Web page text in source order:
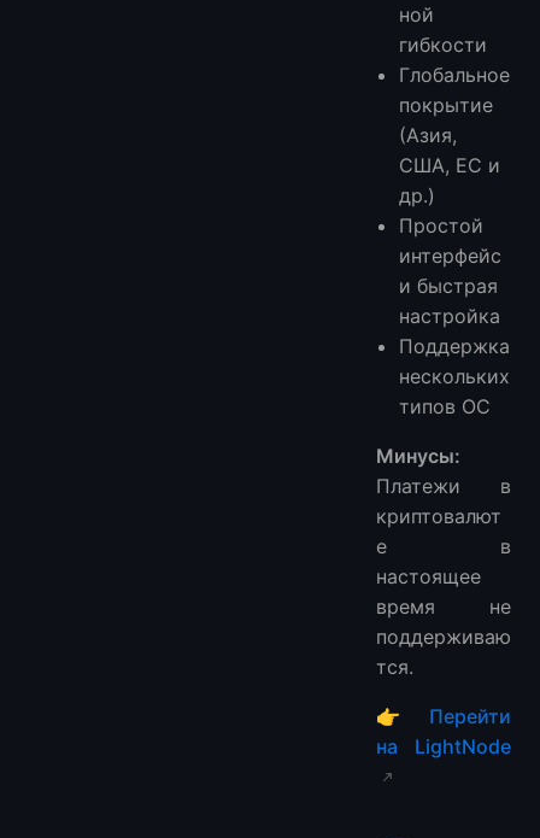
ной
гибкости
Глобальное
покрытие
(Азия,
США, ЕС и
др.)
Простой
интерфейс
и быстрая
настройка
Поддержка
нескольких
типов ОС
Минусы:
Платежи в
криптовалют
е в
настоящее
время не
поддерживаю
тся.
👉 Перейти
на LightNode